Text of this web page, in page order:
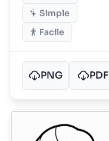
Simple
Facile
PNG PDF